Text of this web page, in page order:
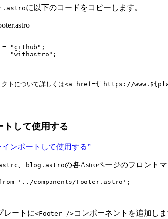
に以下のコードをコピーします。
= "github " ;
= "withastro " ;
トについて詳しくは<a href={ ` https://www. ${
トして使用する
インポートして使用する”
blog.astroの各Astroページのフロント
' ../components/Footer.astro ' ;
レートに<Footer />コンポーネントを追加し